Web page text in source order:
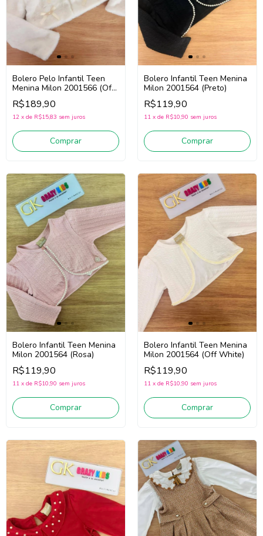
Bolero Pelo Infantil Teen
Menina Milon 2001566 (Off
White)
R$189,90
12 x de R$15,83 sem juros
Comprar
Bolero Infantil Teen Menina
Milon 2001564 (Preto)
R$119,90
11 x de R$10,90 sem juros
Comprar
Bolero Infantil Teen Menina
Milon 2001564 (Rosa)
R$119,90
11 x de R$10,90 sem juros
Comprar
Bolero Infantil Teen Menina
Milon 2001564 (Off White)
R$119,90
11 x de R$10,90 sem juros
Comprar